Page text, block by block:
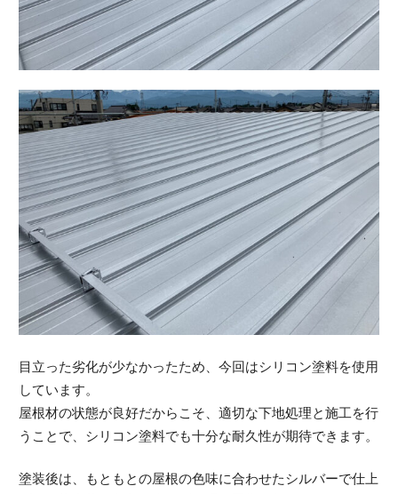
目立った劣化が少なかったため、今回はシリコン塗料を使用
しています。
屋根材の状態が良好だからこそ、適切な下地処理と施工を行
うことで、シリコン塗料でも十分な耐久性が期待できます。
塗装後は、もともとの屋根の色味に合わせたシルバーで仕上